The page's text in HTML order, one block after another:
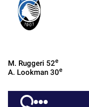
M. Ruggeri 52e
A. Lookman 30e